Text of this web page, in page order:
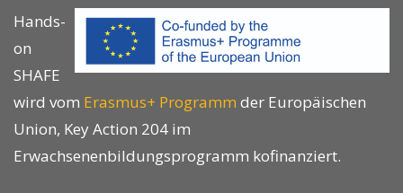
Hands-
on
SHAFE
wird vom Erasmus+ Programm der Europäischen
Union, Key Action 204 im
Erwachsenenbildungsprogramm kofinanziert.